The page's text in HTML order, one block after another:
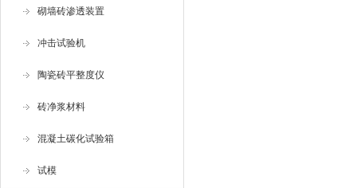
砌墙砖渗透装置
冲击试验机
陶瓷砖平整度仪
砖净浆材料
混凝土碳化试验箱
试模